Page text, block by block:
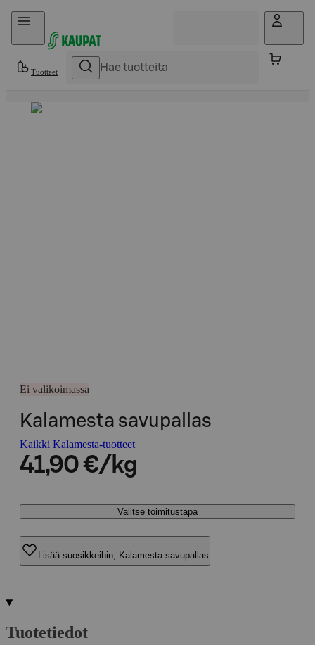
Hyppää sisältöön
Tuotteet
Ei valikoimassa
Kalamesta savupallas
Kaikki Kalamesta-tuotteet
41,90 €/kg
Valitse toimitustapa
Lisää suosikkeihin, Kalamesta savupallas
Tuotetiedot